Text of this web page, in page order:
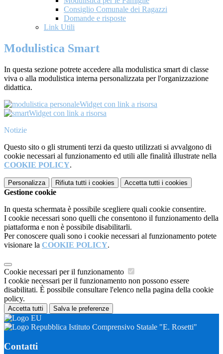
Consiglio Comunale dei Ragazzi
Domande e risposte
Link Utili
Modulistica Smart
In questa sezione potrete accedere alla modulistica smart di classe
viva o alla modulistica interna personalizzata per l'organizzazione
didattica.
Widget con link a risorsa
Widget con link a risorsa
Notizie
Questo sito o gli strumenti terzi da questo utilizzati si avvalgono di
cookie necessari al funzionamento ed utili alle finalità illustrate nella
COOKIE POLICY.
Personalizza Rifiuta tutti i cookies Accetta tutti i cookies
Gestione cookie
In questa schermata è possibile scegliere quali cookie consentire.
I cookie necessari sono quelli che consentono il funzionamento della
piattaforma e non è possibile disabilitarli.
Per conoscere quali sono i cookie necessari al funzionamento potete
visionare la COOKIE POLICY.
Cookie necessari per il funzionamento
I cookie necessari per il funzionamento non possono essere
disabilitati. È possibile consultare l'elenco nella pagina della cookie
policy.
Accetta tutti Salva le preferenze
Istituto Comprensivo Statale "E. Rosetti"
Contatti